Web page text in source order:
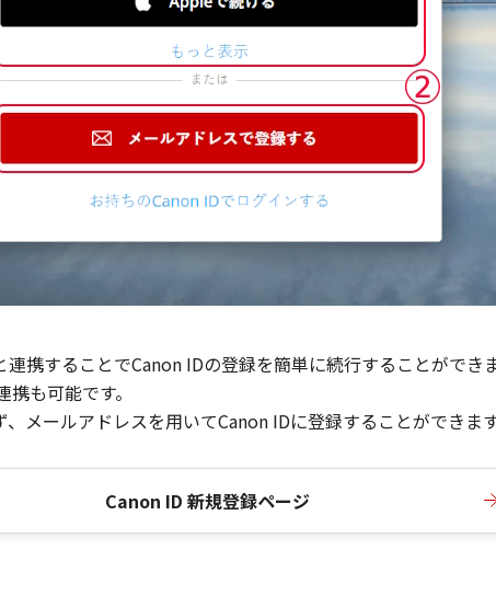
携することでCanon IDの登録を簡単に続行することができま
も可能です。
メールアドレスを用いてCanon IDに登録することができます
Canon ID 新規登録ページ